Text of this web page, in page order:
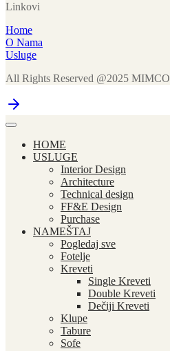
Linkovi
Home
O Nama
Usluge
All Rights Reserved @2025 MIMCO
HOME
USLUGE
Interior Design
Architecture
Technical design
FF&E Design
Purchase
NAMEŠTAJ
Pogledaj sve
Fotelje
Kreveti
Single Kreveti
Double Kreveti
Dečiji Kreveti
Klupe
Tabure
Sofe